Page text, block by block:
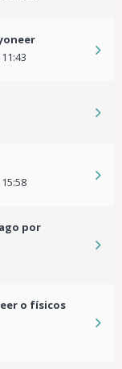
por
o físicos